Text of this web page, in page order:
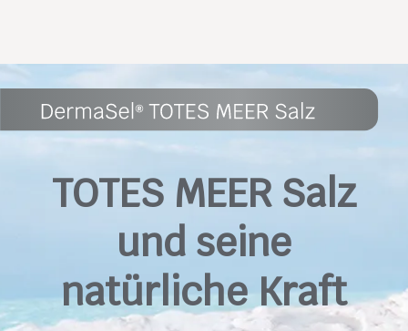
TOTES MEER Salz
und seine
natürliche Kraft